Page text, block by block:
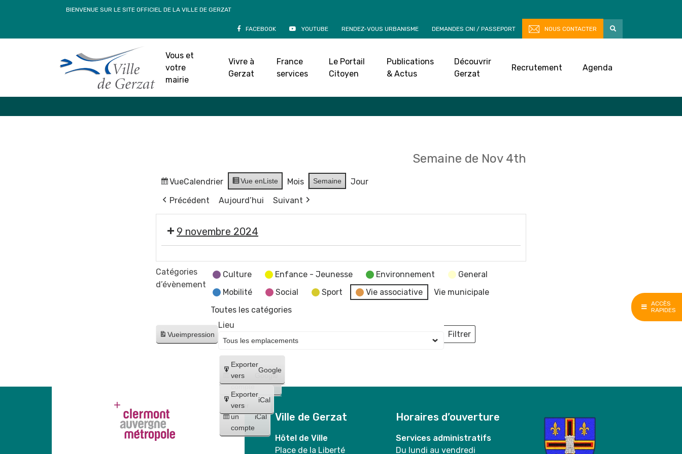
ACCÈS
RAPIDES
BIENVENUE SUR LE SITE OFFICIEL DE LA VILLE DE GERZAT
FACEBOOK YOUTUBE RENDEZ-VOUS URBANISME DEMANDES CNI / PASSEPORT NOUS CONTACTER
Vous et
votre
mairie
Vivre à
Gerzat
France
services
Le Portail
Citoyen
Publications
& Actus
Découvrir
Gerzat
Recrutement Agenda
Accueil»Agenda
Semaine de Nov 4th
VueCalendrier Vue enListe Mois Semaine
Jour
Précédent
Aujourd’hui Suivant
9 novembre 2024
🕺
💃
70-
80
Catégories
d’évènement
Culture Enfance - Jeunesse Environnement
General
Mobilité
Social Sport Vie associative
Vie municipale
Toutes les catégories
Vueimpression
Créer
un
compte
Google
Créer
un
compte
iCal
Exporter
vers
Google
Exporter
vers
iCal
Lieu
Filtrer
Lieux
Ville de Gerzat
Hôtel de Ville
Place de la Liberté
Horaires d’ouverture
Services administratifs
Du lundi au vendredi